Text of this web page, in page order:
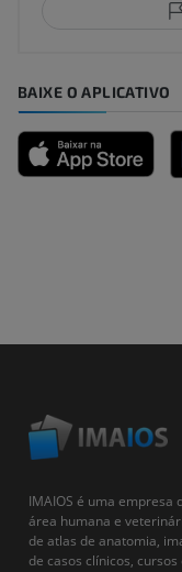
BAIXE O APLICATIVO
IMAIOS é uma
área humana e
de atlas de anatomia,
de casos clínicos, cursos